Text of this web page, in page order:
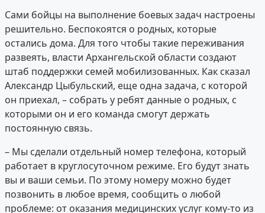
Сами бойцы на выполнение боевых задач настроены
решительно. Беспокоятся о родных, которые
остались дома. Для того чтобы такие переживания
развеять, власти Архангельской области создают
штаб поддержки семей мобилизованных. Как сказал
Александр Цыбульский, еще одна задача, с которой
он приехал, – собрать у ребят данные о родных, с
которыми он и его команда смогут держать
постоянную связь.
– Мы сделали отдельный номер телефона, который
работает в круглосуточном режиме. Его будут знать
вы и ваши семьи. По этому номеру можно будет
позвонить в любое время, сообщить о любой
проблеме: от оказания медицинских услуг кому-то из